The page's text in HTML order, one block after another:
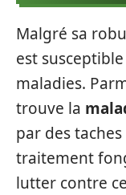
Malgré sa
est
maladies.
trouve la
par des
traitement
lutter contre